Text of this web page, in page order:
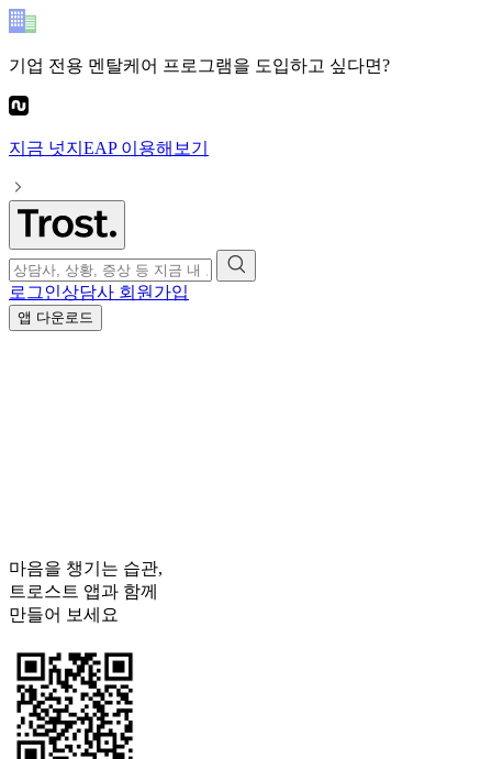
기업 전용 멘탈케어 프로그램을 도입하고 싶다면?
지금 넛지EAP이용해보기
로그인상담사 회원가입
앱 다운로드
마음을 챙기는 습관,
트로스트 앱과 함께
만들어 보세요